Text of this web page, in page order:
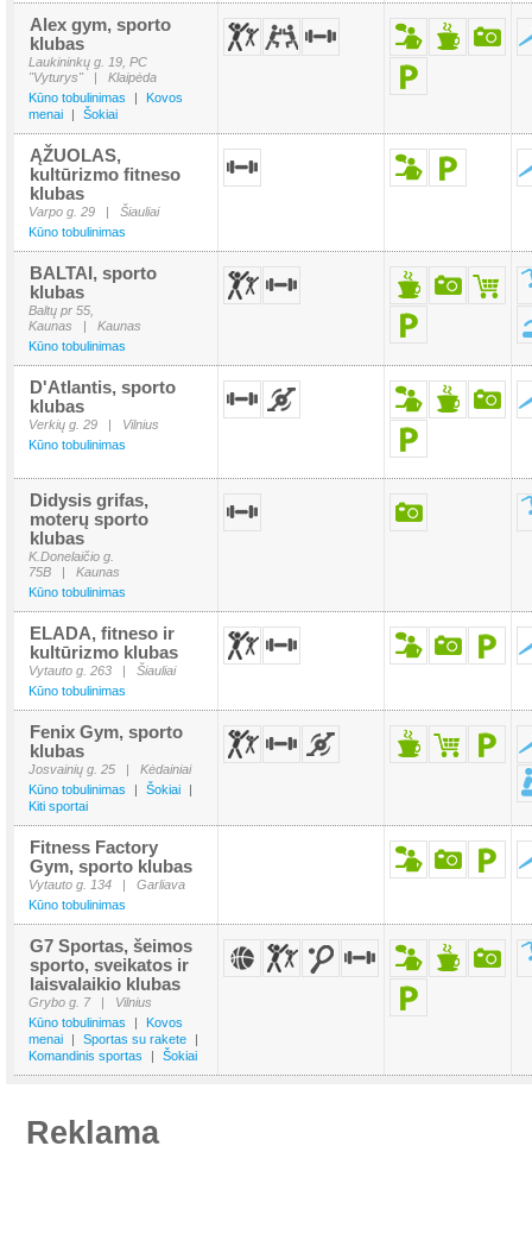
Alex gym, sporto
klubas
Laukininkų g. 19, PC
"Vyturys"
|
Klaipėda
Kūno tobulinimas
|
Kovos
menai
| Šokiai
ĄŽUOLAS,
kultūrizmo fitneso
klubas
Varpo g. 29 |
Šiauliai
Kūno tobulinimas
BALTAI, sporto
klubas
Baltų pr 55,
Kaunas
|
Kaunas
Kūno tobulinimas
D'Atlantis, sporto
klubas
Verkių g. 29 |
Vilnius
Kūno tobulinimas
Didysis grifas,
moterų sporto
klubas
K.Donelaičio g.
75B
|
Kaunas
Kūno tobulinimas
ELADA, fitneso ir
kultūrizmo klubas
Vytauto g. 263 |
Šiauliai
Kūno tobulinimas
Fenix Gym, sporto
klubas
Josvainių g. 25 |
Kėdainiai
Kūno tobulinimas
| Šokiai
|
Kiti sportai
Fitness Factory
Gym, sporto klubas
Vytauto g. 134 |
Garliava
Kūno tobulinimas
G7 Sportas, šeimos
sporto, sveikatos ir
laisvalaikio klubas
Grybo g. 7 |
Vilnius
Kūno tobulinimas
|
Kovos
menai
| Sportas su rakete
|
Komandinis sportas
| Šokiai
Reklama